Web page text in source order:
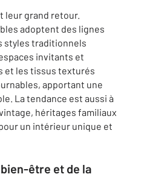
leur grand retour.
adoptent des lignes
styles traditionnels
invitants et
et les tissus texturés
apportant une
La tendance est aussi à
héritages familiaux
un intérieur unique et
être et de la